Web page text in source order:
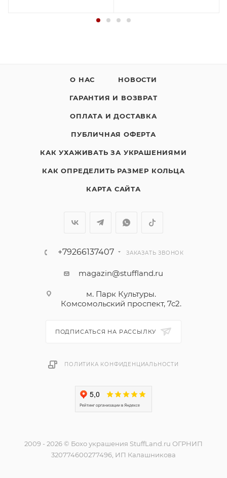
О НАС НОВОСТИ
ГАРАНТИЯ И ВОЗВРАТ
ОПЛАТА И ДОСТАВКА
ПУБЛИЧНАЯ ОФЕРТА
КАК УХАЖИВАТЬ ЗА УКРАШЕНИЯМИ
КАК ОПРЕДЕЛИТЬ РАЗМЕР КОЛЬЦА
КАРТА САЙТА
+79266137407 ЗАКАЗАТЬ ЗВОНОК
magazin@stuffland.ru
м. Парк Культуры.
Комсомольский проспект, 7с2.
ПОДПИСАТЬСЯ НА РАССЫЛКУ
ПОЛИТИКА КОНФИДЕНЦИАЛЬНОСТИ
2009 - 2026 © Бохо украшения StuffLand.ru ОГРНИП
320774600277496, ИП Калашникова